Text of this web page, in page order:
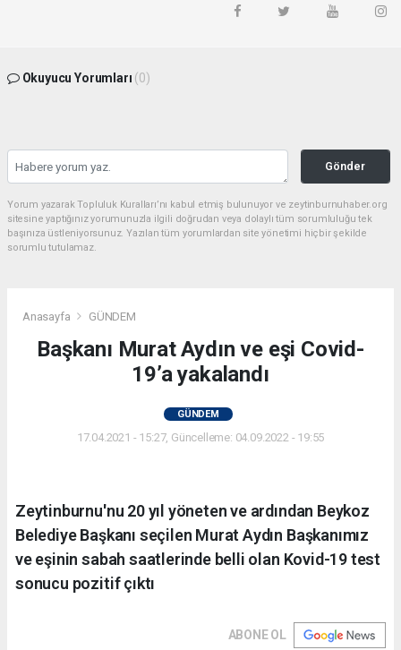
Okuyucu Yorumları (0)
Gönder
Yorum yazarak Topluluk Kuralları’nı kabul etmiş bulunuyor ve zeytinburnuhaber.org
sitesine yaptığınız yorumunuzla ilgili doğrudan veya dolaylı tüm sorumluluğu tek
başınıza üstleniyorsunuz. Yazılan tüm yorumlardan site yönetimi hiçbir şekilde
sorumlu tutulamaz.
Anasayfa GÜNDEM
Başkanı Murat Aydın ve eşi Covid-
19’a yakalandı
GÜNDEM
17.04.2021 - 15:27, Güncelleme: 04.09.2022 - 19:55
Zeytinburnu'nu 20 yıl yöneten ve ardından Beykoz
Belediye Başkanı seçilen Murat Aydın Başkanımız
ve eşinin sabah saatlerinde belli olan Kovid-19 test
sonucu pozitif çıktı
ABONE OL